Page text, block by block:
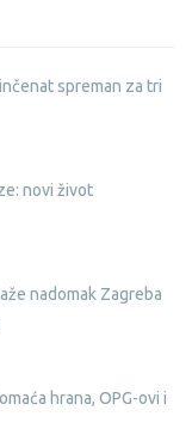
spreman za tri
novi život
nadomak Zagreba
hrana, OPG-ovi i